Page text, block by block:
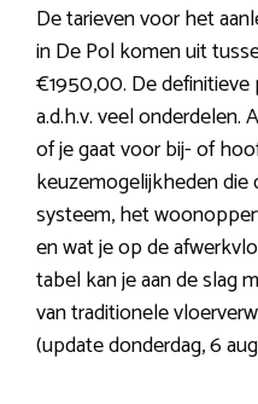
De tarieven voor het
in De Pol komen uit
€1950,00. De
a.d.h.v. veel
of je gaat voor bij- of
keuzemogelijkheden
systeem, het
en wat je op de
tabel kan je aan de slag
van traditionele
(update donderdag, 6